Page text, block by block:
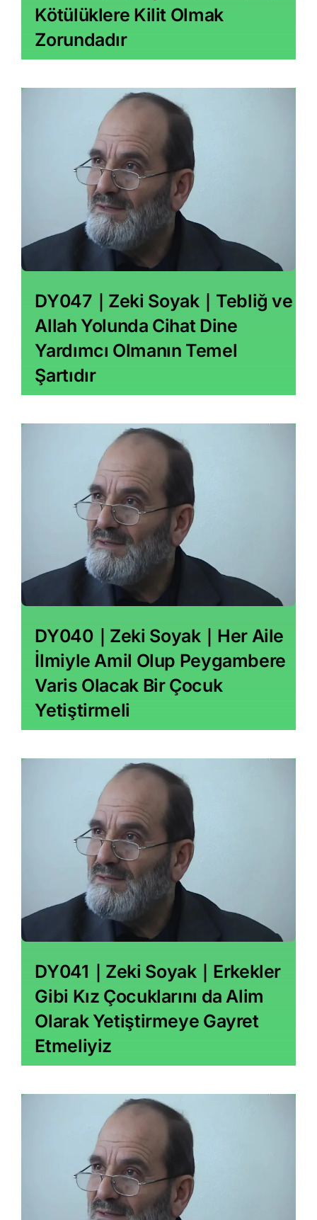
Kötülüklere Kilit Olmak
Zorundadır
DY047｜Zeki Soyak｜Tebliğ ve
Allah Yolunda Cihat Dine
Yardımcı Olmanın Temel
Şartıdır
DY040｜Zeki Soyak｜Her Aile
İlmiyle Amil Olup Peygambere
Varis Olacak Bir Çocuk
Yetiştirmeli
DY041｜Zeki Soyak｜Erkekler
Gibi Kız Çocuklarını da Alim
Olarak Yetiştirmeye Gayret
Etmeliyiz